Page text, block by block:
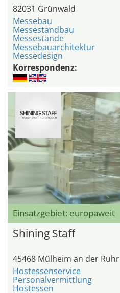
82031 Grünwald
Messebau
Messestandbau
Messestände
Messebauarchitektur
Messedesign
Korrespondenz:
Einsatzgebiet: europaweit
Shining Staff
45468 Mülheim an der Ruhr
Hostessenservice
Personalvermittlung
Hostessen